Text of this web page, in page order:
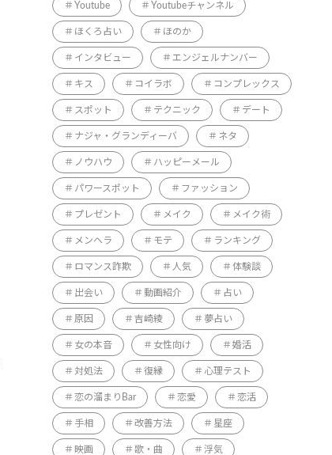
Youtube Youtubeチャンネル
ほくろ占い ほのか
インタビュー エンジェルナンバー
キス コイラボ コンプレックス
スポット テクニック デート
ナジャ・グランディーバ ネタ
ノウハウ ハッピーメール
パワースポット ファッション
プレゼント メイク メイク術
メンヘラ モテ ランキング
ロマンス詐欺 人気 体験談
出会い 動画紹介 占い
原因 吉崎綾 夢占い
女の本音 女性向け 婚活
対処法 復縁 心理テスト
恋の溜まりBar 恋愛 恋活
手相 改善方法 星座
映画 歌・曲 浮気